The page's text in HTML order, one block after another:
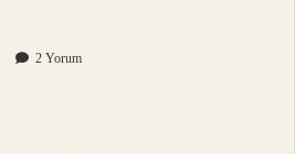
2 Yorum